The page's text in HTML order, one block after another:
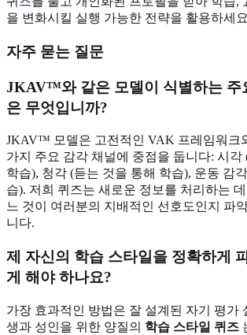
을 변화시킬 실행 가능한 전략을 활용하세
자주 묻는 질문
JKAV™와 같은 모델이 식별하는 주
은 무엇입니까?
JKAV™ 모델은 고전적인 VAK 프레임워크
가지 주요 감각 채널에 중점을 둡니다: 시각
학습), 청각 (듣는 것을 통해 학습), 운동 감
습). 저희 퀴즈는 새로운 정보를 처리하는
느 것이 여러분의 지배적인 선호도인지 파
니다.
제 자신의 학습 스타일을 정확하게
게 해야 하나요?
가장 효과적인 방법은 잘 설계된 자기 평가
생과 성인을 위한 양질의 학습 스타일 퀴즈